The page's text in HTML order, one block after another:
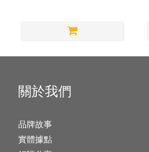
關於我們
品牌故事
實體據點